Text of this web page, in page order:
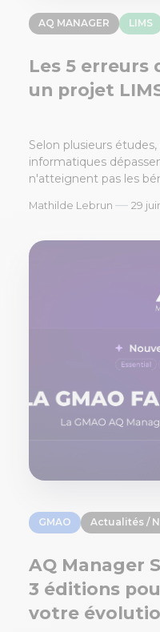
AQ MANAGER LIMS
Les 5
un projet
Selon plusieurs
informatiques
n'atteignent pas les
Mathilde Lebrun — 29
GMAO Actualités /
AQ Manager
3 éditions
votre